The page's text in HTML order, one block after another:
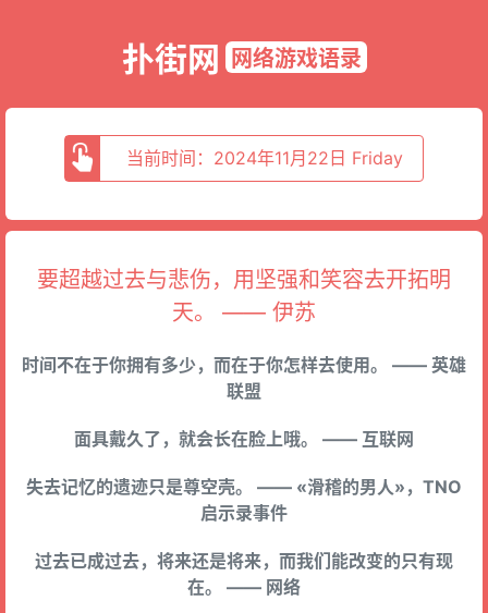
扑街网 网络游戏语录
当前时间：2024年11月22日 Friday
要超越过去与悲伤，用坚强和笑容去开拓明
天。 —— 伊苏
时间不在于你拥有多少，而在于你怎样去使用。 —— 英雄
联盟
面具戴久了，就会长在脸上哦。 —— 互联网
失去记忆的遗迹只是尊空壳。 —— «滑稽的男人»，TNO
启示录事件
过去已成过去，将来还是将来，而我们能改变的只有现
在。 —— 网络